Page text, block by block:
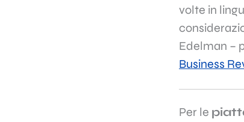
volte in
Edelman –
Business
Per le